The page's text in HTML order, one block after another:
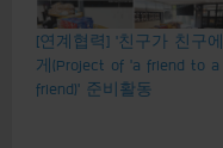
[연계협력] ‘친구가 친구에
게(Project of ‘a friend to a
friend)’ 준비활동